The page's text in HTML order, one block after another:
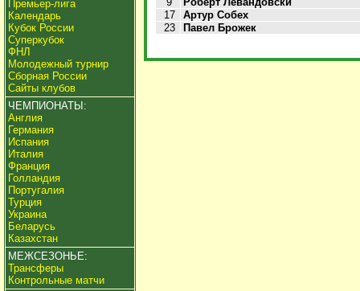
Премьер-лига
Календарь
Кубок России
Суперкубок
ФНЛ
Молодежный турнир
Сборная России
Сайты клубов
ЧЕМПИОНАТЫ:
Англия
Германия
Испания
Италия
Франция
Голландия
Португалия
Турция
Украина
Беларусь
Казахстан
МЕЖСЕЗОНЬЕ:
Трансферы
Контрольные матчи
17
Артур Собех
23
Павел Брожек